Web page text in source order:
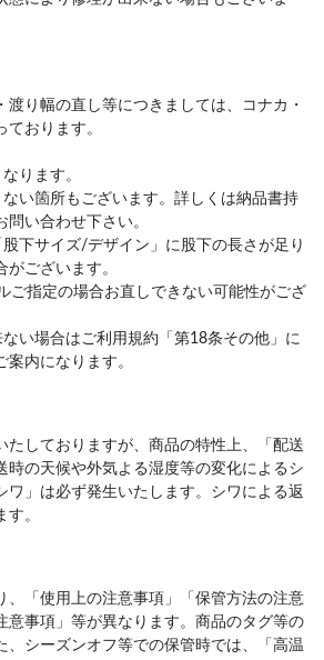
渡り幅の直し等につきましては、コナカ・
おります。
ります。
い箇所もございます。詳しくは納品書持
い合わせ下さい。
下サイズ/デザイン」に股下の長さが足り
ございます。
ご指定の場合お直しできない可能性がござ
い場合はご利用規約「第18条その他」に
内になります。
たしておりますが、商品の特性上、「配送
時の天候や外気よる湿度等の変化によるシ
ワ」は必ず発生いたします。シワによる返
。
、「使用上の注意事項」「保管方法の注意
意事項」等が異なります。商品のタグ等の
、シーズンオフ等での保管時では、「高温